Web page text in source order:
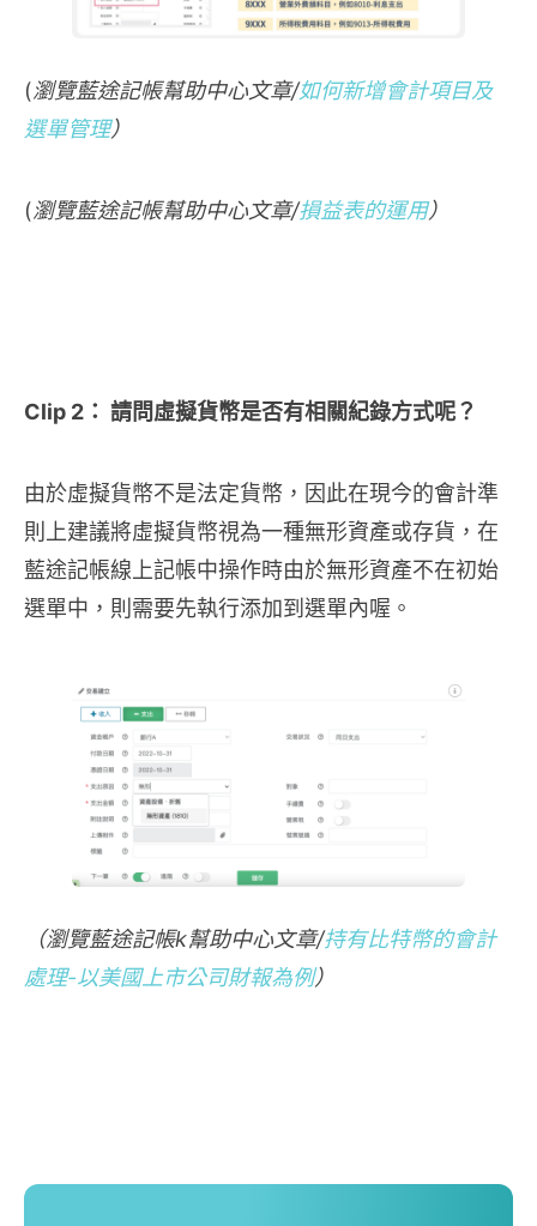
(瀏覽藍途記帳幫助中心文章/如何新增會計項目及
選單管理）
(瀏覽藍途記帳幫助中心文章/損益表的運用）
Clip 2： 請問虛擬貨幣是否有相關紀錄方式呢？
由於虛擬貨幣不是法定貨幣，因此在現今的會計準
則上建議將虛擬貨幣視為一種無形資產或存貨，在
藍途記帳線上記帳中操作時由於無形資產不在初始
選單中，則需要先執行添加到選單內喔。
（瀏覽藍途記帳k幫助中心文章/持有比特幣的會計
處理-以美國上市公司財報為例）